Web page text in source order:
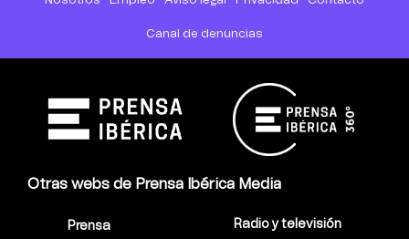
Canal de denuncias
Otras webs de Prensa Ibérica Media
Prensa Radio y televisión